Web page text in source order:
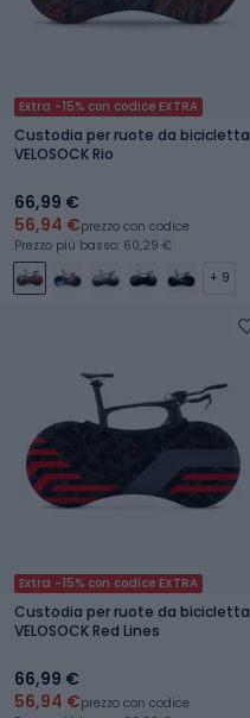
Extra -15% con codice EXTRA
Custodia per ruote da bicicletta
VELOSOCK Rio
66,99 €
56,94 €prezzo con codice
Prezzo più basso: 60,29 €
+ 9
Extra -15% con codice EXTRA
Custodia per ruote da bicicletta
VELOSOCK Red Lines
66,99 €
56,94 €prezzo con codice